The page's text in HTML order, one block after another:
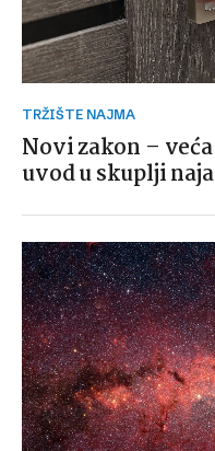
TRŽIŠTE NAJMA
Novi zakon –
uvod u skuplji